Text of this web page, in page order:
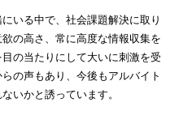
いる中で、社会課題解決に取り
の高さ、常に高度な情報収集を
の当たりにして大いに刺激を受
の声もあり、今後もアルバイト
いかと誘っています。